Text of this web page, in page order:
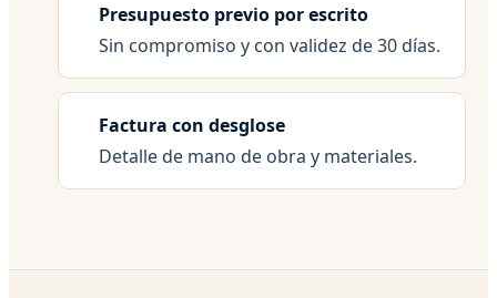
Presupuesto previo por escrito
Sin compromiso y con validez de 30 días.
Factura con desglose
Detalle de mano de obra y materiales.